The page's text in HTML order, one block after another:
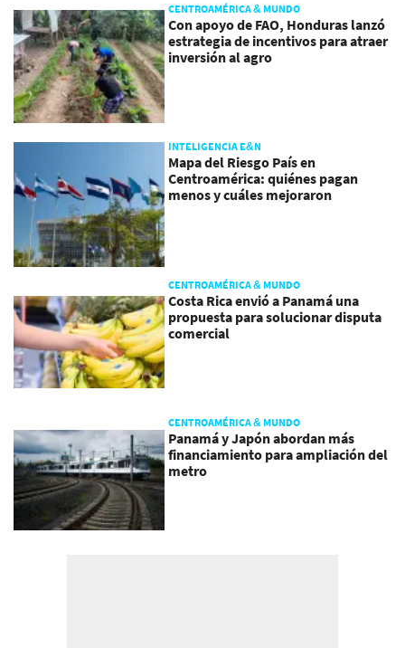
CENTROAMÉRICA & MUNDO
Con apoyo de FAO, Honduras lanzó
estrategia de incentivos para atraer
inversión al agro
INTELIGENCIA E&N
Mapa del Riesgo País en
Centroamérica: quiénes pagan
menos y cuáles mejoraron
CENTROAMÉRICA & MUNDO
Costa Rica envió a Panamá una
propuesta para solucionar disputa
comercial
CENTROAMÉRICA & MUNDO
Panamá y Japón abordan más
financiamiento para ampliación del
metro